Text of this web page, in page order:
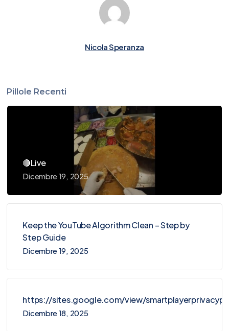
Nicola Speranza
Pillole Recenti
🔴Live
Dicembre 19, 2025
Keep the YouTube Algorithm Clean – Step by
Step Guide
Dicembre 19, 2025
https://sites.google.com/view/
Dicembre 18, 2025